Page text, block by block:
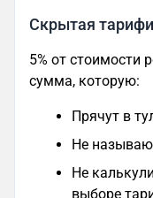
Скрытая
5% от стоимости
сумма, которую:
Прячут в
Не
Не
выборе